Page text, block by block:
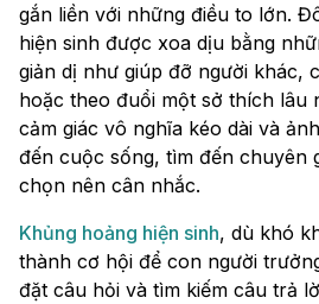
gắn liền với những điều to lớn.
hiện sinh được xoa dịu bằng
giản dị như giúp đỡ người khác,
hoặc theo đuổi một sở thích lâu
cảm giác vô nghĩa kéo dài và
đến cuộc sống, tìm đến chuyên
chọn nên cân nhắc.
Khủng hoảng hiện sinh, dù khó
thành cơ hội để con người
đặt câu hỏi và tìm kiếm câu trả